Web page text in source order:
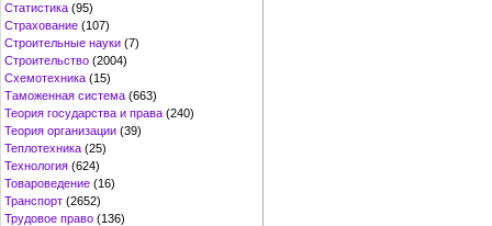
Статистика (95)
Страхование (107)
Строительные науки (7)
Строительство (2004)
Схемотехника (15)
Таможенная система (663)
Теория государства и права (240)
Теория организации (39)
Теплотехника (25)
Технология (624)
Товароведение (16)
Транспорт (2652)
Трудовое право (136)